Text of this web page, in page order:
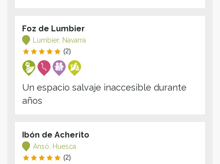
Foz de Lumbier
Lumbier, Navarra
(2)
Un espacio salvaje inaccesible durante
años
Ibón de Acherito
Ansó, Huesca
(2)